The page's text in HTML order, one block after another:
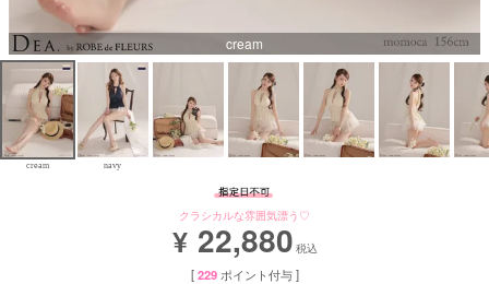
cream
cream navy
クラシカルな雰囲気漂う♡
¥ 22,880 税込
[ 229 ポイント付与 ]